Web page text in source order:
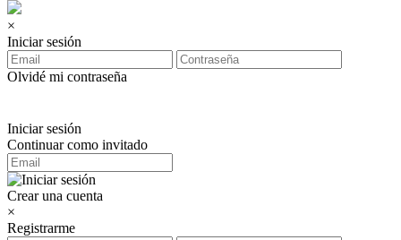
×
Iniciar sesión
Olvidé mi contraseña
Iniciar sesión
Continuar como invitado
Crear una cuenta
×
Registrarme